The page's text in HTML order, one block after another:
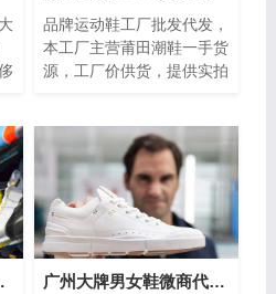
品牌运动鞋工厂批发代发，
本工厂主营莆田潮鞋一手货
源，工厂价供货，提供实拍
业，如今，...
站给大家 广州大牌男女鞋微商代理 原厂批发低价出货